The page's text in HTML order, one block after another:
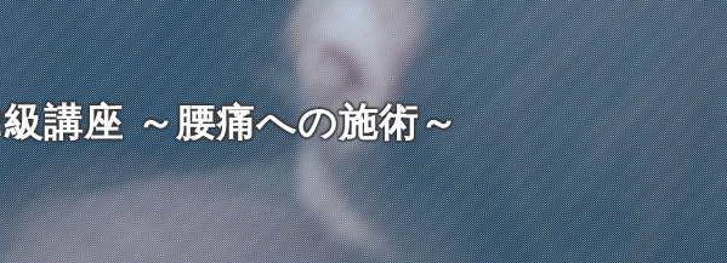
講座 ～腰痛への施術～